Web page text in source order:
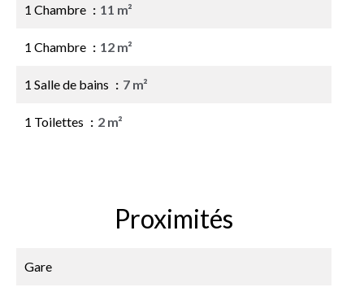
1 Chambre 11 m²
1 Chambre 12 m²
1 Salle de bains 7 m²
1 Toilettes 2 m²
Proximités
Gare